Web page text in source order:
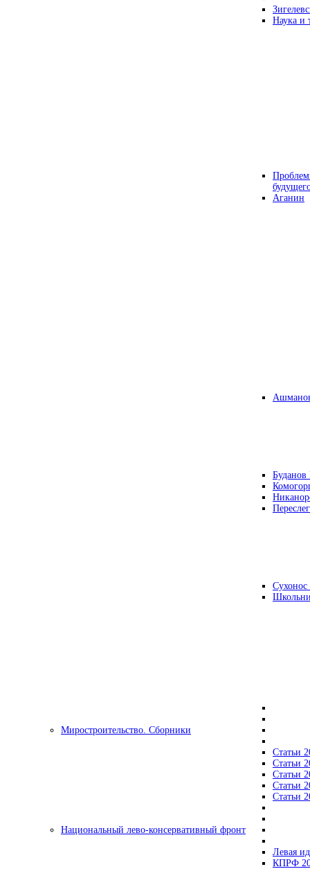
Наука и
Аганин
Буданов
Миростроительство. Сборники
Статьи
Статьи
Статьи
Статьи
Статьи
Национальный лево-консервативный фронт
Левая
КПРФ